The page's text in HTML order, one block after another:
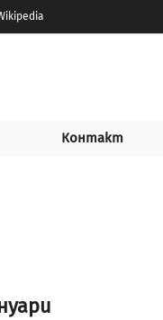
Контакт